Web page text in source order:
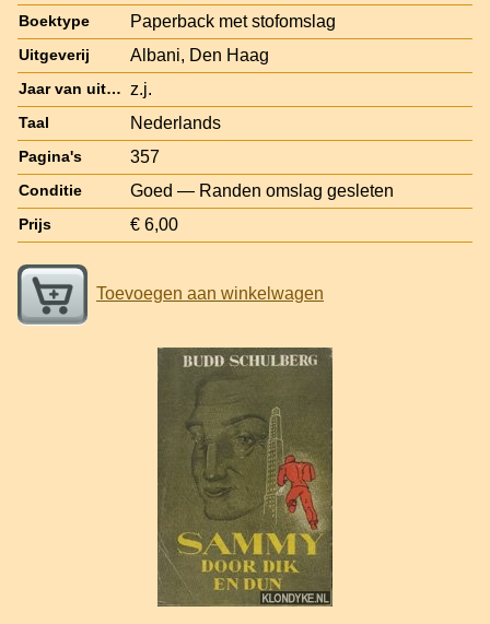
Boektype Paperback met stofomslag
Uitgeverij Albani, Den Haag
Jaar van uitgave z.j.
Taal Nederlands
Pagina's 357
Conditie Goed — Randen omslag gesleten
Prijs € 6,00
Toevoegen aan winkelwagen